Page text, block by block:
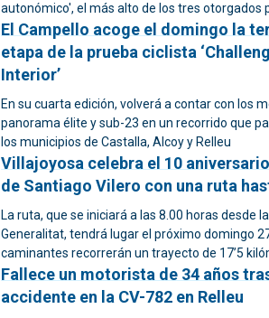
autonómico', el más alto de los tres otorgados
El Campello acoge el domingo la
etapa de la prueba ciclista
Interior’
En su cuarta edición, volverá a contar con los
panorama élite y sub-23 en un recorrido que
los municipios de Castalla, Alcoy y Relleu
Villajoyosa celebra el 10
de Santiago Vilero con una ruta
La ruta, que se iniciará a las 8.00 horas desde
Generalitat, tendrá lugar el próximo domingo
caminantes recorrerán un trayecto de 17’5
Fallece un motorista de 34 años
accidente en la CV-782 en Relleu